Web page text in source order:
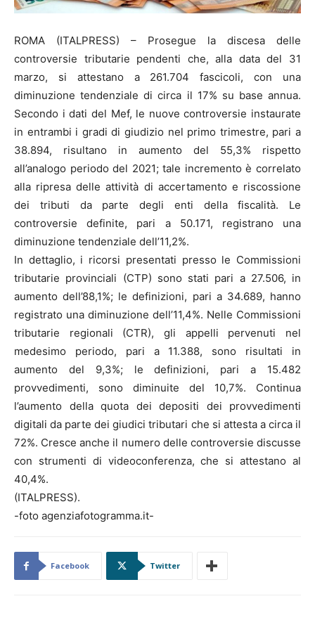
ROMA (ITALPRESS) – Prosegue la discesa delle
controversie tributarie pendenti che, alla data del 31
marzo, si attestano a 261.704 fascicoli, con una
diminuzione tendenziale di circa il 17% su base annua.
Secondo i dati del Mef, le nuove controversie instaurate
in entrambi i gradi di giudizio nel primo trimestre, pari a
38.894, risultano in aumento del 55,3% rispetto
all’analogo periodo del 2021; tale incremento è correlato
alla ripresa delle attività di accertamento e riscossione
dei tributi da parte degli enti della fiscalità. Le
controversie definite, pari a 50.171, registrano una
diminuzione tendenziale dell’11,2%.
In dettaglio, i ricorsi presentati presso le Commissioni
tributarie provinciali (CTP) sono stati pari a 27.506, in
aumento dell’88,1%; le definizioni, pari a 34.689, hanno
registrato una diminuzione dell’11,4%. Nelle Commissioni
tributarie regionali (CTR), gli appelli pervenuti nel
medesimo periodo, pari a 11.388, sono risultati in
aumento del 9,3%; le definizioni, pari a 15.482
provvedimenti, sono diminuite del 10,7%. Continua
l’aumento della quota dei depositi dei provvedimenti
digitali da parte dei giudici tributari che si attesta a circa il
72%. Cresce anche il numero delle controversie discusse
con strumenti di videoconferenza, che si attestano al
40,4%.
(ITALPRESS).
-foto agenziafotogramma.it-
Facebook Twitter